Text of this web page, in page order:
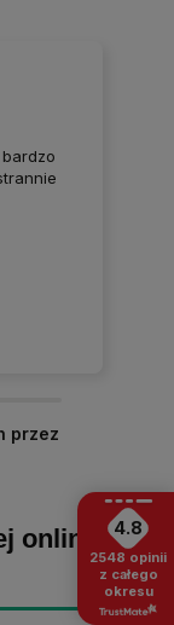
się, że
:)
przez
online -4.8
2548 opinii
z całego
okresu